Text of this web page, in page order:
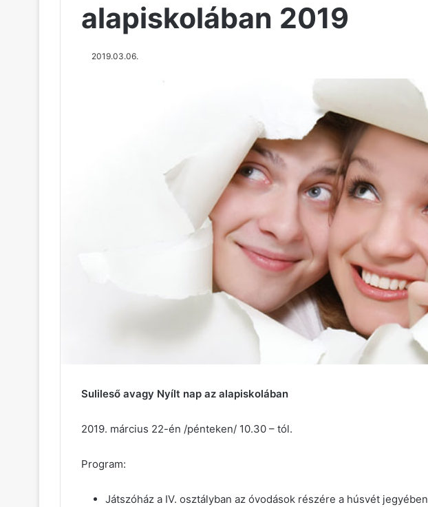
alapiskolában 2019
2019.03.06.
Sulileső avagy Nyílt nap az alapiskolában
2019. március 22-én /pénteken/ 10.30 – tól.
Program:
Játszóház a IV. osztályban az óvodások részére a húsvét jegyében